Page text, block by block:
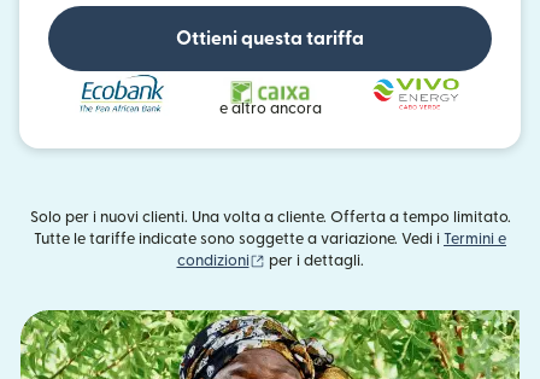
Ottieni questa tariffa
e altro ancora
Solo per i nuovi clienti. Una volta a cliente. Offerta a tempo limitato.
Tutte le tariffe indicate sono soggette a variazione. Vedi i Termini e
condizioni
(si apre in una nuova finestra)
per i dettagli.